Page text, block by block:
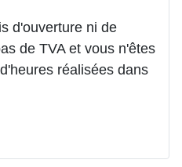
d'ouverture ni de
de TVA et vous n'êtes
réalisées dans